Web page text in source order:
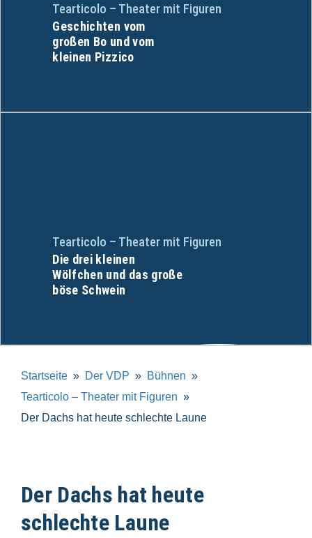
Tearticolo – Theater mit Figuren
Geschichten vom
großen Bo und vom
kleinen Pizzico
Tearticolo – Theater mit Figuren
Die drei kleinen
Wölfchen und das große
böse Schwein
Startseite Der VDP
Bühnen
Tearticolo – Theater mit Figuren
Der Dachs hat heute schlechte Laune
Der Dachs hat heute
schlechte Laune